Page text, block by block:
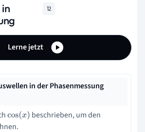
12
Lerne jetzt
in der Phasenmessung
cos(x) beschrieben, um den